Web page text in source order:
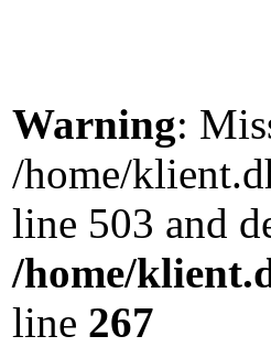
Warning:
/home/
line 503 and
/home/
line 267